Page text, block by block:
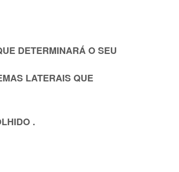
DETERMINARÁ O SEU
LATERAIS QUE
.